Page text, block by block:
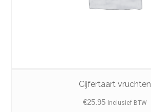
Cijfertaart vruchten
€25.95 Inclusief BTW